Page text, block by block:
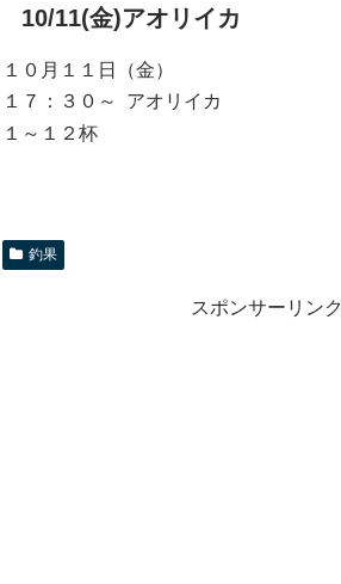
10/11(金)アオリイカ
１０月１１日（金）
１７：３０～ アオリイカ
１～１２杯
釣果
スポンサーリンク